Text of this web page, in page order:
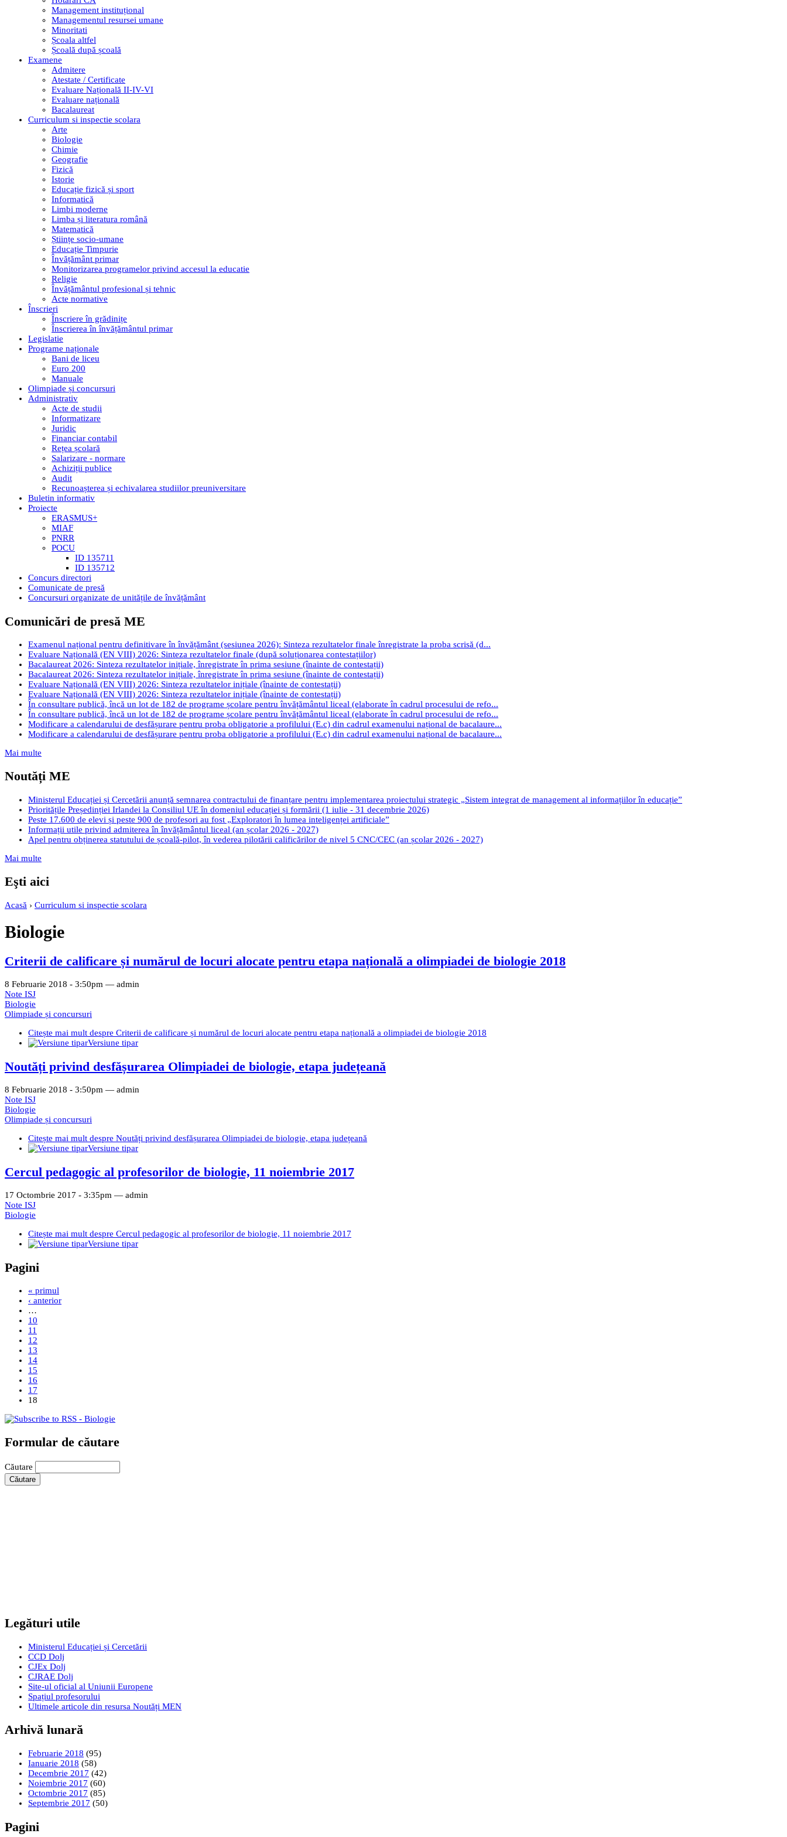
Management instituțional
Managementul resursei umane
Minoritati
Școala altfel
Școală după școală
Examene
Admitere
Atestate / Certificate
Evaluare Națională II-IV-VI
Evaluare națională
Bacalaureat
Curriculum si inspectie scolara
Arte
Biologie
Chimie
Geografie
Fizică
Istorie
Educație fizică și sport
Informatică
Limbi moderne
Limba și literatura română
Matematică
Științe socio-umane
Educație Timpurie
Învățământ primar
Monitorizarea programelor privind accesul la educatie
Religie
Învățământul profesional și tehnic
Acte normative
Înscrieri
Înscriere în grădinițe
Înscrierea în învățământul primar
Legislatie
Programe naționale
Bani de liceu
Euro 200
Manuale
Olimpiade și concursuri
Administrativ
Acte de studii
Informatizare
Juridic
Financiar contabil
Rețea școlară
Salarizare - normare
Achiziții publice
Audit
Recunoașterea și echivalarea studiilor preuniversitare
Buletin informativ
Proiecte
ERASMUS+
MIAF
PNRR
POCU
ID 135711
ID 135712
Concurs directori
Comunicate de presă
Concursuri organizate de unitățile de învățământ
Comunicări de presă ME
Examenul național pentru definitivare în învățământ (sesiunea 2026): Sinteza rezultatelor finale înregistrate la proba scrisă (d...
Evaluare Națională (EN VIII) 2026: Sinteza rezultatelor finale (după soluționarea contestațiilor)
Bacalaureat 2026: Sinteza rezultatelor inițiale, înregistrate în prima sesiune (înainte de contestații)
Bacalaureat 2026: Sinteza rezultatelor inițiale, înregistrate în prima sesiune (înainte de contestații)
Evaluare Națională (EN VIII) 2026: Sinteza rezultatelor inițiale (înainte de contestații)
Evaluare Națională (EN VIII) 2026: Sinteza rezultatelor inițiale (înainte de contestații)
În consultare publică, încă un lot de 182 de programe școlare pentru învățământul liceal (elaborate în cadrul procesului de refo...
În consultare publică, încă un lot de 182 de programe școlare pentru învățământul liceal (elaborate în cadrul procesului de refo...
Modificare a calendarului de desfășurare pentru proba obligatorie a profilului (E.c) din cadrul examenului național de bacalaure...
Modificare a calendarului de desfășurare pentru proba obligatorie a profilului (E.c) din cadrul examenului național de bacalaure...
Mai multe
Noutăți ME
Ministerul Educației și Cercetării anunță semnarea contractului de finanțare pentru implementarea proiectului strategic „Sistem integrat de management al informațiilor în educație”
Prioritățile Președinției Irlandei la Consiliul UE în domeniul educației și formării (1 iulie - 31 decembrie 2026)
Peste 17.600 de elevi și peste 900 de profesori au fost „Exploratori în lumea inteligenței artificiale”
Informații utile privind admiterea în învățământul liceal (an școlar 2026 - 2027)
Apel pentru obținerea statutului de școală-pilot, în vederea pilotării calificărilor de nivel 5 CNC/CEC (an școlar 2026 - 2027)
Mai multe
Eşti aici
Acasă › Curriculum si inspectie scolara
Biologie
Criterii de calificare și numărul de locuri alocate pentru etapa națională a olimpiadei de biologie 2018
8 Februarie 2018 - 3:50pm — admin
Note ISJ
Biologie
Olimpiade și concursuri
Citește mai mult despre Criterii de calificare și numărul de locuri alocate pentru etapa națională a olimpiadei de biologie 2018
Versiune tipar
Noutăți privind desfășurarea Olimpiadei de biologie, etapa județeană
8 Februarie 2018 - 3:50pm — admin
Note ISJ
Biologie
Olimpiade și concursuri
Citește mai mult despre Noutăți privind desfășurarea Olimpiadei de biologie, etapa județeană
Versiune tipar
Cercul pedagogic al profesorilor de biologie, 11 noiembrie 2017
17 Octombrie 2017 - 3:35pm — admin
Note ISJ
Biologie
Citește mai mult despre Cercul pedagogic al profesorilor de biologie, 11 noiembrie 2017
Versiune tipar
Pagini
« primul
‹ anterior
…
10
11
12
13
14
15
16
17
18
Formular de căutare
Căutare
Legături utile
Ministerul Educației și Cercetării
CCD Dolj
CJEx Dolj
CJRAE Dolj
Site-ul oficial al Uniunii Europene
Spațiul profesorului
Ultimele articole din resursa Noutăți MEN
Arhivă lunară
Februarie 2018 (95)
Ianuarie 2018 (58)
Decembrie 2017 (42)
Noiembrie 2017 (60)
Octombrie 2017 (85)
Septembrie 2017 (50)
Pagini